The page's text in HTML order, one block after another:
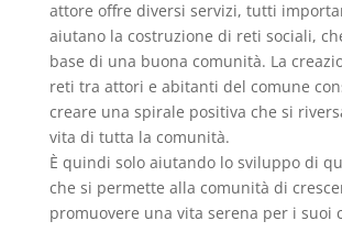
attore offre diversi servizi, tutti
aiutano la costruzione di reti sociali,
base di una buona comunità. La
reti tra attori e abitanti del comune
creare una spirale positiva che si
vita di tutta la comunità.
È quindi solo aiutando lo sviluppo di
che si permette alla comunità di
promuovere una vita serena per i suoi